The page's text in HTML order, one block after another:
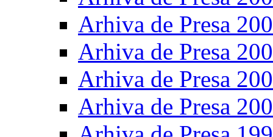
Arhiva de Presa
Arhiva de Presa
Arhiva de Presa
Arhiva de Presa